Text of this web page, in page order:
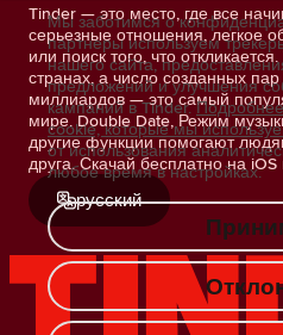
Tinder — это место, где все
серьезные отношения, легкое
или поиск того, что
странах, а число созданных
миллиардов — это самый
мире. Double Date, Режим
другие функции помогают
друга. Скачай бесплатно на
русский
Мы заботимся о
партнеры используем
нашего сайта,
предложений и улучшения
кампаний в Tinder.
cookie, которые мы
от использования
любое время в настройках.